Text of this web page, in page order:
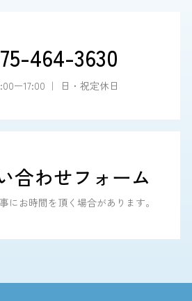
464-3630
ー17:00 ｜ 日・祝定休日
合わせフォーム
にお時間を頂く場合があります。